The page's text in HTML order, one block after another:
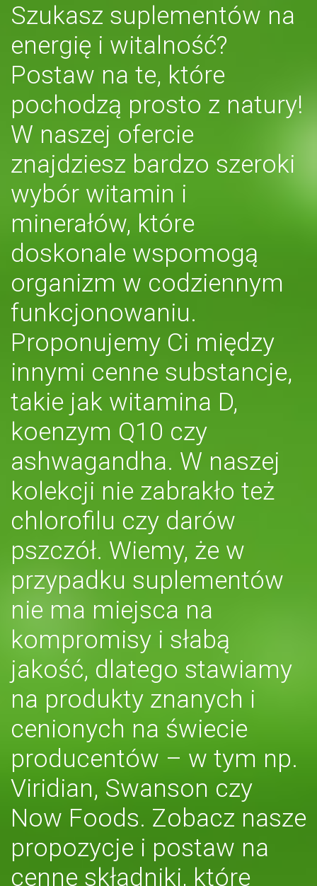
Szukasz suplementów na
energię i witalność?
Postaw na te, które
pochodzą prosto z natury!
W naszej ofercie
znajdziesz bardzo szeroki
wybór witamin i
minerałów, które
doskonale wspomogą
organizm w codziennym
funkcjonowaniu.
Proponujemy Ci między
innymi cenne substancje,
takie jak witamina D,
koenzym Q10 czy
ashwagandha. W naszej
kolekcji nie zabrakło też
chlorofilu czy darów
pszczół. Wiemy, że w
przypadku suplementów
nie ma miejsca na
kompromisy i słabą
jakość, dlatego stawiamy
na produkty znanych i
cenionych na świecie
producentów – w tym np.
Viridian, Swanson czy
Now Foods. Zobacz nasze
propozycje i postaw na
cenne składniki, które